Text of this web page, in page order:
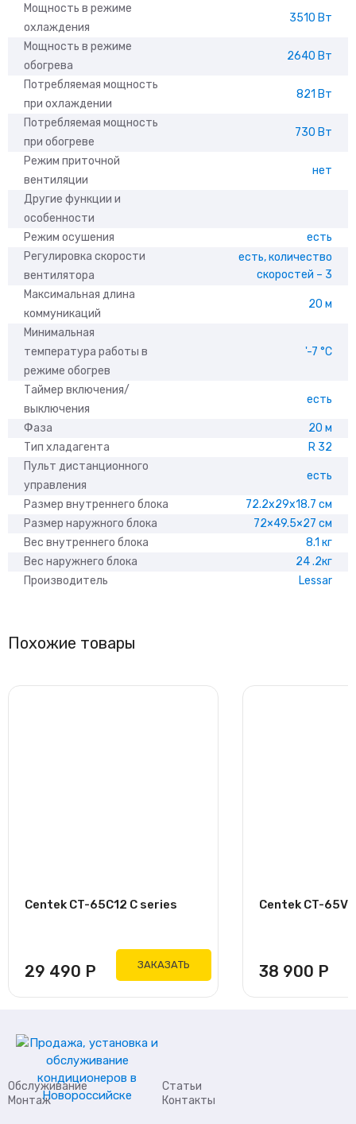
Мощность в режиме
охлаждения
3510 Вт
Мощность в режиме
обогрева
2640 Вт
Потребляемая мощность
при охлаждении
821 Вт
Потребляемая мощность
при обогреве
730 Вт
Режим приточной
вентиляции
нет
Другие функции и
особенности
Режим осушения
есть
Регулировка скорости
вентилятора
есть, количество
скоростей – 3
Максимальная длина
коммуникаций
20 м
Минимальная
температура работы в
режиме обогрев
'-7 °С
Таймер включения/
выключения
есть
Фаза
20 м
Тип хладагента
R 32
Пульт дистанционного
управления
есть
Размер внутреннего блока
72.2x29x18.7 см
Размер наружного блока
72×49.5×27 см
Вес внутреннего блока
8.1 кг
Вес наружнего блока
24 .2кг
Производитель
Lessar
Похожие товары
Centek CT-65C12 C series
29 490 Р ЗАКАЗАТЬ
Centek CT-
38 900 Р
Обслуживание
Монтаж
Статьи
Контакты